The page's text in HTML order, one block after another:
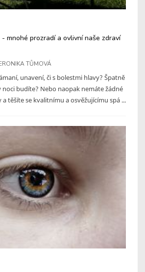
mnohé prozradí a ovlivní naše zdraví
TŮMOVÁ
unavení, či s bolestmi hlavy? Špatně
noci budíte? Nebo naopak nemáte žádné
těšíte se kvalitnímu a osvěžujícímu spá ...